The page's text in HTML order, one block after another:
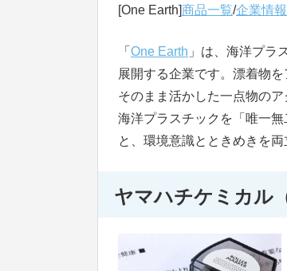
[One Earth]商品一覧/企業情報
「 One Earth 」は、海洋プラ
展開する企業です。漂着物
そのまま活かした一点物の
海洋プラスチックを「唯一
と、環境意識とときめきを
ヤマハチケミカル